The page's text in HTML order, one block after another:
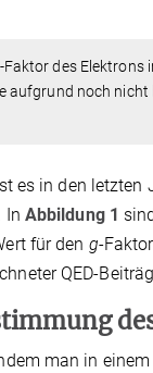
-Faktor des Elektrons
aufgrund noch nicht
es in den letzten
In Abbildung 1
für den g-
QED-
man in